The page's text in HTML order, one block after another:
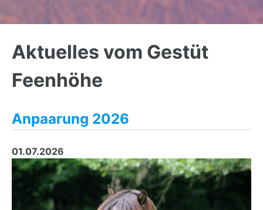
to
top
Aktuelles vom Gestüt
Feenhöhe
Anpaarung 2026
01.07.2026